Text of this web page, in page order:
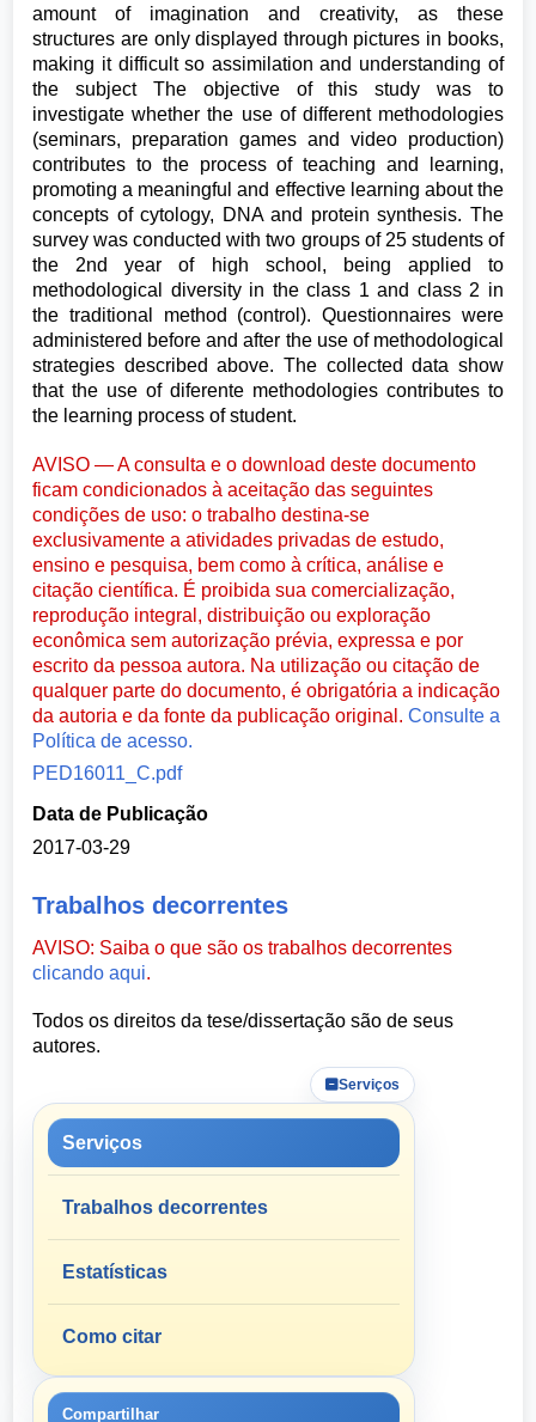
amount of imagination and creativity, as these
structures are only displayed through pictures in books,
making it difficult so assimilation and understanding of
the subject The objective of this study was to
investigate whether the use of different methodologies
(seminars, preparation games and video production)
contributes to the process of teaching and learning,
promoting a meaningful and effective learning about the
concepts of cytology, DNA and protein synthesis. The
survey was conducted with two groups of 25 students of
the 2nd year of high school, being applied to
methodological diversity in the class 1 and class 2 in
the traditional method (control). Questionnaires were
administered before and after the use of methodological
strategies described above. The collected data show
that the use of diferente methodologies contributes to
the learning process of student.
AVISO — A consulta e o download deste documento
ficam condicionados à aceitação das seguintes
condições de uso: o trabalho destina-se
exclusivamente a atividades privadas de estudo,
ensino e pesquisa, bem como à crítica, análise e
citação científica. É proibida sua comercialização,
reprodução integral, distribuição ou exploração
econômica sem autorização prévia, expressa e por
escrito da pessoa autora. Na utilização ou citação de
qualquer parte do documento, é obrigatória a indicação
da autoria e da fonte da publicação original.Consulte a
Política de acesso.
PED16011_C.pdf
Data de Publicação
2017-03-29
Trabalhos decorrentes
AVISO: Saiba o que são os trabalhos decorrentes
clicando aqui.
Todos os direitos da tese/dissertação são de seus
autores.
Serviços
Serviços
Trabalhos decorrentes
Estatísticas
Como citar
Compartilhar